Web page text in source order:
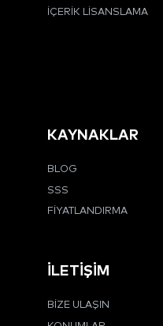
İÇERIK LISANSLAMA
KAYNAKLAR
BLOG
SSS
FIYATLANDIRMA
İLETIŞIM
BIZE ULAŞIN